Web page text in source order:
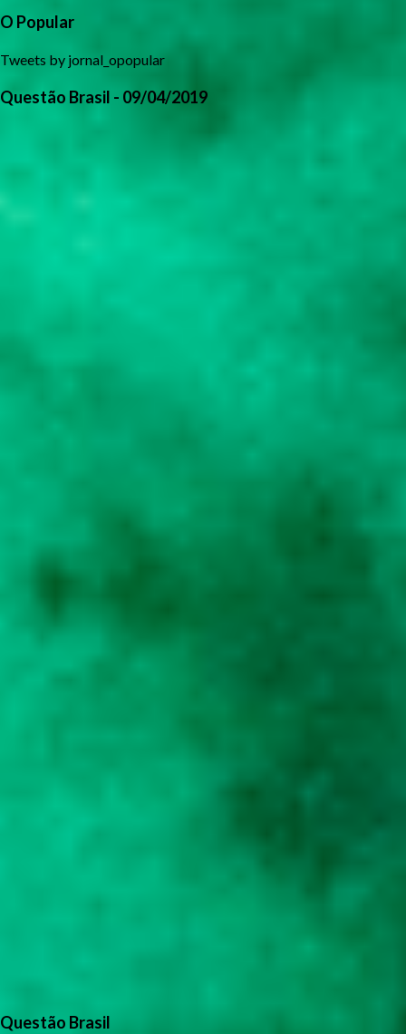
O Popular
Tweets by jornal_opopular
Questão Brasil - 09/04/2019
Questão Brasil